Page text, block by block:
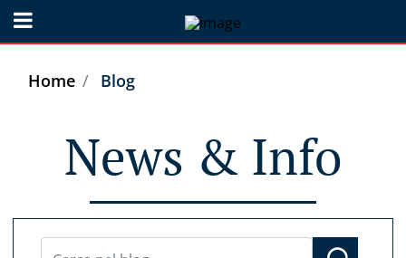
Open menu
Home Blog
News & Info